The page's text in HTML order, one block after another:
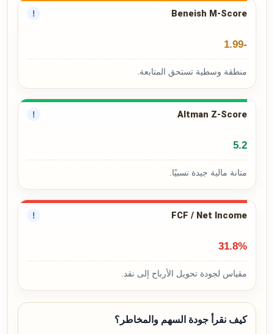
Beneish M-Score
!
-1.99
منطقة وسطية تستحق المتابعة.
Altman Z-Score
!
5.2
متانة مالية جيدة نسبيًا.
FCF / Net Income
!
31.8%
مقياس لجودة تحويل الأرباح إلى نقد.
كيف نقرأ جودة السهم والمخاطر؟